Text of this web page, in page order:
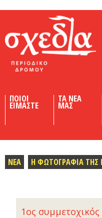
ΠΟΙΟΙ
ΕΙΜΑΣΤΕ
ΤΑ ΝΕΑ
ΜΑΣ
ΝΕΑ Η ΦΩΤΟΓΡΑΦΙΑ ΤΗΣ
1ος